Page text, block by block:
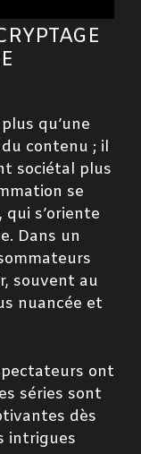
qu’une
contenu ; il
sociétal plus
se
s’oriente
Dans un
souvent au
nuancée et
ont
séries sont
dès
intrigues